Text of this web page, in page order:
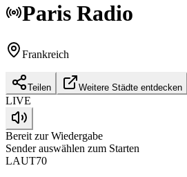
Paris Radio
Frankreich
Teilen Weitere Städte entdecken
LIVE
Bereit zur Wiedergabe
Sender auswählen zum Starten
LAUT70